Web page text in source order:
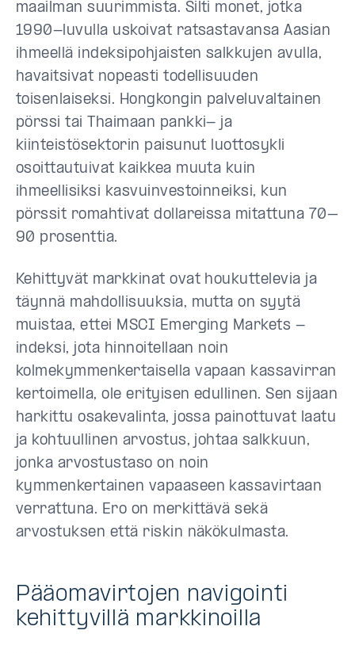
maailman suurimmista. Silti monet, jotka
1990-luvulla uskoivat ratsastavansa Aasian
ihmeellä indeksipohjaisten salkkujen avulla,
havaitsivat nopeasti todellisuuden
toisenlaiseksi. Hongkongin palveluvaltainen
pörssi tai Thaimaan pankki- ja
kiinteistösektorin paisunut luottosykli
osoittautuivat kaikkea muuta kuin
ihmeellisiksi kasvuinvestoinneiksi, kun
pörssit romahtivat dollareissa mitattuna 70–
90 prosenttia.
Kehittyvät markkinat ovat houkuttelevia ja
täynnä mahdollisuuksia, mutta on syytä
muistaa, ettei MSCI Emerging Markets -
indeksi, jota hinnoitellaan noin
kolmekymmenkertaisella vapaan kassavirran
kertoimella, ole erityisen edullinen. Sen sijaan
harkittu osakevalinta, jossa painottuvat laatu
ja kohtuullinen arvostus, johtaa salkkuun,
jonka arvostustaso on noin
kymmenkertainen vapaaseen kassavirtaan
verrattuna. Ero on merkittävä sekä
arvostuksen että riskin näkökulmasta.
Pääomavirtojen navigointi
kehittyvillä markkinoilla